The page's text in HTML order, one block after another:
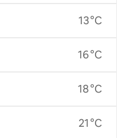
13 °C
16 °C
18 °C
21 °C